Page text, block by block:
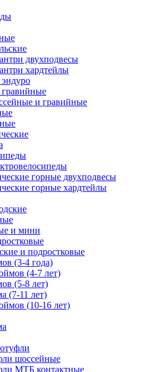
двухподвесы
хардтейлы
и гравийные
горные двухподвесы
горные хардтейлы
и мини
и подростковые
(3-4 года)
(4-7 лет)
(5-8 лет)
(7-11 лет)
(10-16 лет)
шоссейные
МТБ контактные